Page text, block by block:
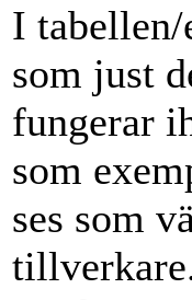
I
som just
fungerar
som
ses som